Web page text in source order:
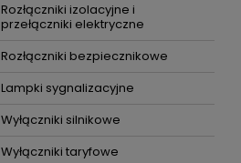
Rozłączniki izolacyjne i
przełączniki elektryczne
Rozłączniki bezpiecznikowe
Lampki sygnalizacyjne
Wyłączniki silnikowe
Wyłączniki taryfowe